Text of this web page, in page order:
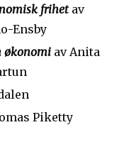
frihetav
Ensby
økonomi av Anita
Piketty